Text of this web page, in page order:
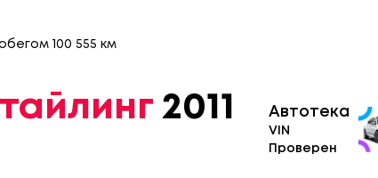
100 555 км
2011
Автотека
VIN
Проверен